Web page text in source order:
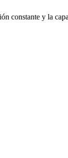
constante y la